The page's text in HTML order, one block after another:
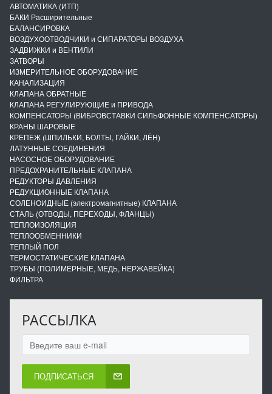
АВТОМАТИКА (ИТП)
БАКИ Расширительные
БАЛАНСИРОВКА
ВОЗДУХООТВОДЧИКИ и СИПАРАТОРЫ ВОЗДУХА
ЗАДВИЖКИ и ВЕНТИЛИ
ЗАТВОРЫ
ИЗМЕРИТЕЛЬНОЕ ОБОРУДОВАНИЕ
КАНАЛИЗАЦИЯ
КЛАПАНА ОБРАТНЫЕ
КЛАПАНА РЕГУЛИРУЮЩИЕ и ПРИВОДА
КОМПЕНСАТОРЫ (ВИБРОВСТАВКИ СИЛЬФОННЫЕ КОМПЕНСАТОРЫ)
КРАНЫ ШАРОВЫЕ
КРЕПЕЖ (ШПИЛЬКИ, БОЛТЫ, ГАЙКИ, ЛЁН)
ЛАТУННЫЕ СОЕДИНЕНИЯ
НАСОСНОЕ ОБОРУДОВАНИЕ
ПРЕДОХРАНИТЕЛЬНЫЕ КЛАПАНА
РЕДУКТОРЫ ДАВЛЕНИЯ
РЕДУКЦИОННЫЕ КЛАПАНА
СОЛЕНОИДНЫЕ (электромагнитные) КЛАПАНА
СТАЛЬ (ОТВОДЫ, ПЕРЕХОДЫ, ФЛАНЦЫ)
ТЕПЛОИЗОЛЯЦИЯ
ТЕПЛООБМЕННИКИ
ТЕПЛЫЙ ПОЛ
ТЕРМОСТАТИЧЕСКИЕ КЛАПАНА
ТРУБЫ (ПОЛИМЕРНЫЕ, МЕДЬ, НЕРЖАВЕЙКА)
ФИЛЬТРА
РАССЫЛКА
ПОДПИСАТЬСЯ